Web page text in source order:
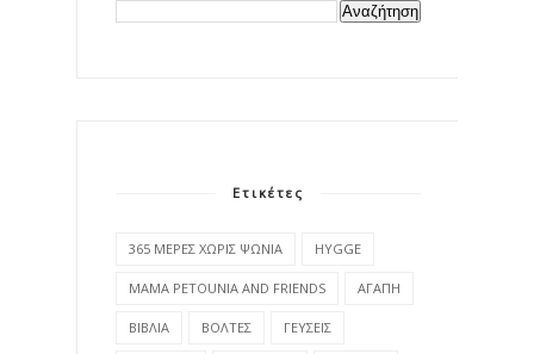
Ετικέτες
365 ΜΕΡΕΣ ΧΩΡΙΣ ΨΩΝΙΑ HYGGE
MAMA PETOUNIA AND FRIENDS ΑΓΑΠΗ
ΒΙΒΛΙΑ ΒΟΛΤΕΣ ΓΕΥΣΕΙΣ